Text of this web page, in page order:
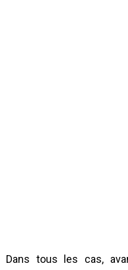
Dans tous les cas,